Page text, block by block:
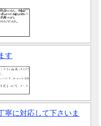
す
寧に対応して下さいま